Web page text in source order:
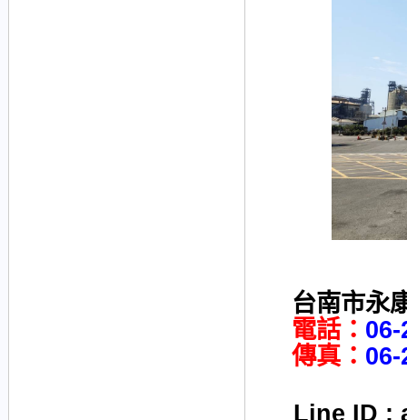
台南市永
電話： 06-
傳真： 06-
Line ID :